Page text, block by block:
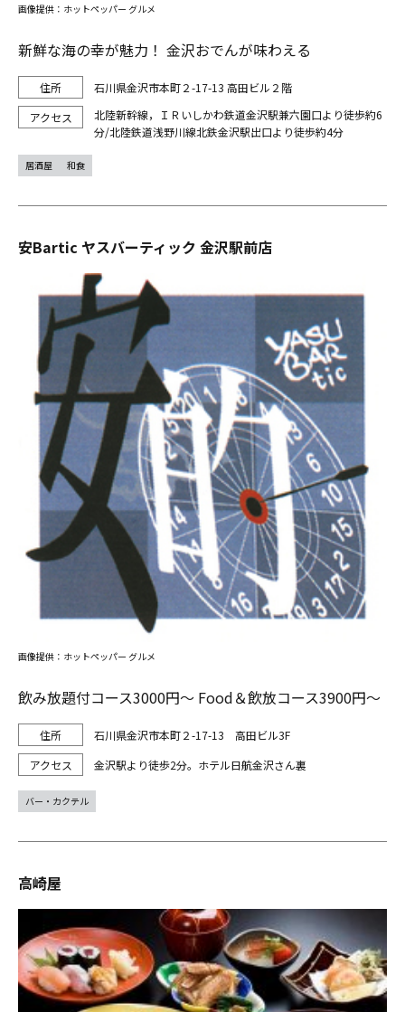
新鮮な海の幸が魅力！ 金沢おでんが味わえる
石川県金沢市本町２-17-13 高田ビル２階
北陸新幹線，ＩＲいしかわ鉄道金沢駅兼六園口より徒歩約6
分/北陸鉄道浅野川線北鉄金沢駅出口より徒歩約4分
画像提供：ホットペッパー グルメ
居酒屋 和食
安Bartic ヤスバーティック 金沢駅前店
飲み放題付コース3000円～ Food＆飲放コース3900円～
石川県金沢市本町２-17-13 高田ビル3F
金沢駅より徒歩2分。ホテル日航金沢さん裏
画像提供：ホットペッパー グルメ
バー・カクテル
高崎屋